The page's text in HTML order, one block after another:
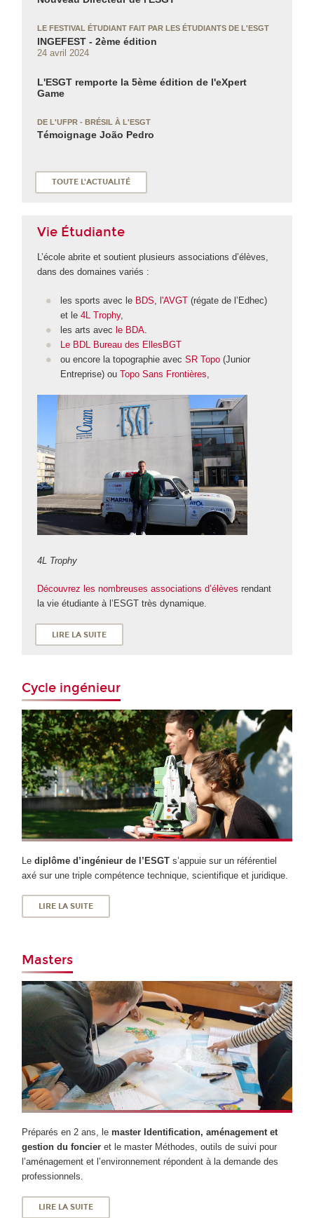
LE FESTIVAL ÉTUDIANT FAIT PAR LES ÉTUDIANTS DE L'ESGT
INGEFEST - 2ème édition
24 avril 2024
L'ESGT remporte la 5ème édition de l'eXpert
Game
DE L'UFPR - BRÉSIL À L'ESGT
Témoignage João Pedro
TOUTE L'ACTUALITÉ
Vie Étudiante
L’école abrite et soutient plusieurs associations d’élèves,
dans des domaines variés :
les sports avec le BDS l'AVGT(régate de l’Edhec)
et le 4L Trophy,
les arts avec le BDA.
Le BDL Bureau des EllesBGT
ou encore la topographie avec SR Topo(Junior
Entreprise) ou Topo Sans Frontières
4L Trophy
Découvrez les nombreuses associations d’élèves rendant
la vie étudiante à l’ESGT très dynamique.
LIRE LA SUITE
Cycle ingénieur
Lediplôme d’ingénieur de l’ESGT s’appuie sur un référentiel
axé sur une triple compétence technique, scientifique et juridique.
LIRE LA SUITE
Masters
Préparés en 2 ans, lemaster Identification, aménagement et
gestion du foncier et le master Méthodes, outils de suivi pour
l’aménagement et l’environnement répondent à la demande des
professionnels.
LIRE LA SUITE